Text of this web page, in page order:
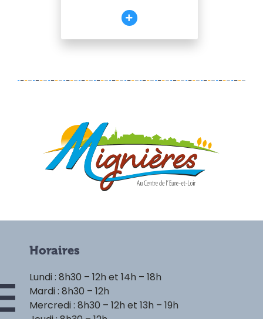
Horaires
Lundi : 8h30 – 12h et 14h – 18h
Mardi : 8h30 – 12h
Mercredi : 8h30 – 12h et 13h – 19h